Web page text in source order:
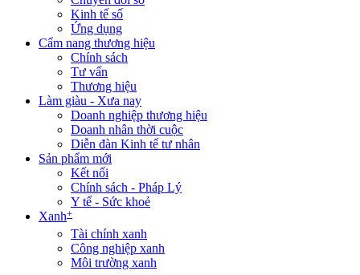
Kinh tế số
Ứng dụng
Cẩm nang thương hiệu
Chính sách
Tư vấn
Thương hiệu
Làm giàu - Xưa nay
Doanh nghiệp thương hiệu
Doanh nhân thời cuộc
Diễn đàn Kinh tế tư nhân
Sản phẩm mới
Kết nối
Chính sách - Pháp Lý
Y tế - Sức khoẻ
Xanh+
Tài chính xanh
Công nghiệp xanh
Môi trường xanh